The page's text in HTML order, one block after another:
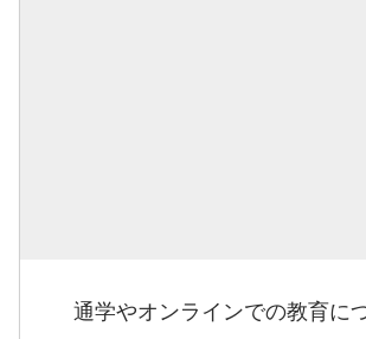
通学やオンラインでの教育に